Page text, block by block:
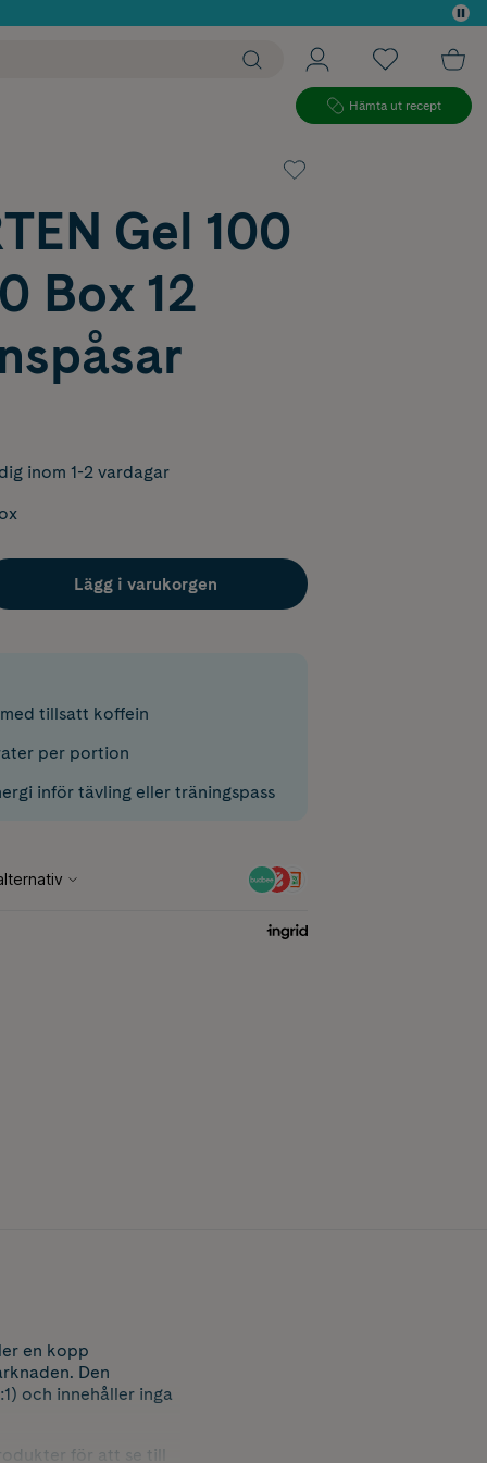
Hämta ut recept
Gel 100
Box 12
inom 1-2 vardagar
Lägg i varukorgen
tillsatt koffein
per portion
inför tävling eller träningspass
en kopp
Den
och innehåller inga
för att se till